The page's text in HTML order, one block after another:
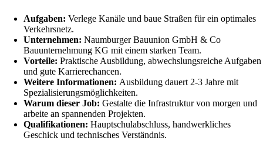
Aufgaben: Verlege Kanäle und baue Straßen für ein optimales
Verkehrsnetz.
Unternehmen: Naumburger Bauunion GmbH & Co
Bauunternehmung KG mit einem starken Team.
Vorteile: Praktische Ausbildung, abwechslungsreiche Aufgaben
und gute Karrierechancen.
Weitere Informationen: Ausbildung dauert 2-3 Jahre mit
Spezialisierungsmöglichkeiten.
Warum dieser Job: Gestalte die Infrastruktur von morgen und
arbeite an spannenden Projekten.
Qualifikationen: Hauptschulabschluss, handwerkliches
Geschick und technisches Verständnis.